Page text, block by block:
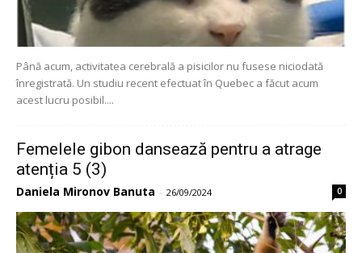
Până acum, activitatea cerebrală a pisicilor nu fusese niciodată
înregistrată. Un studiu recent efectuat în Quebec a făcut acum
acest lucru posibil....
Femelele gibon dansează pentru a atrage
atenția 5 (3)
Daniela Mironov Banuta - 26/09/2024 0